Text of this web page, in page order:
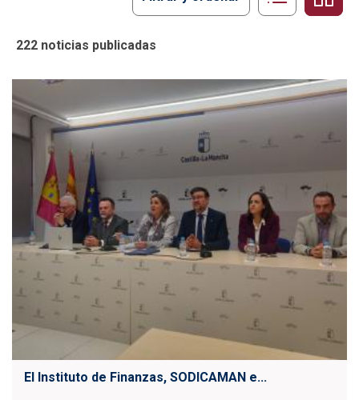
222 noticias publicadas
El Instituto de Finanzas, SODICAMAN e...